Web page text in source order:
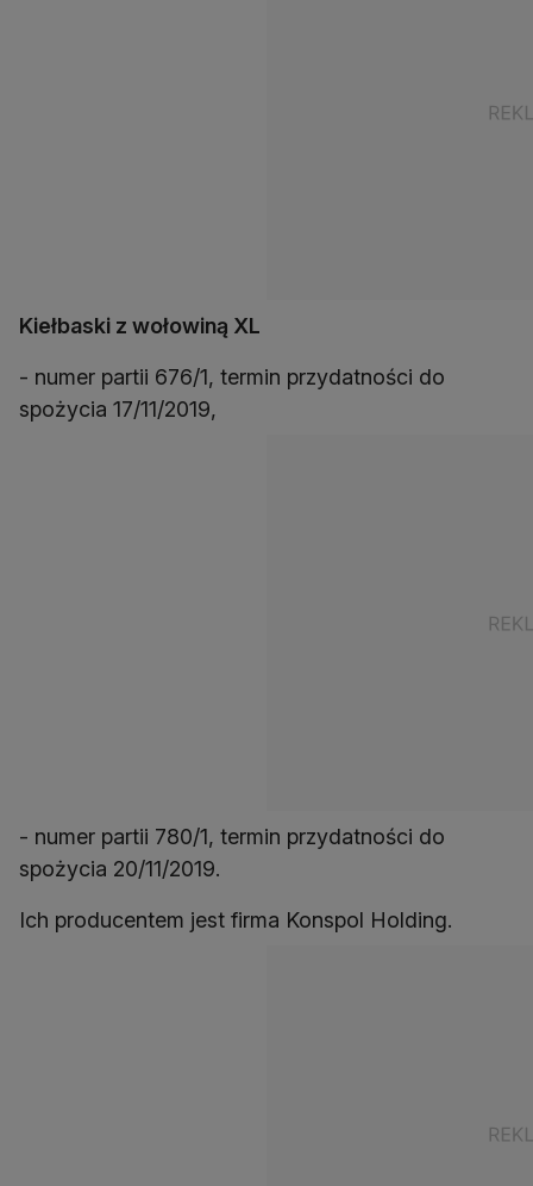
Kiełbaski z wołowiną XL
- numer partii 676/1, termin przydatności do
spożycia 17/11/2019,
- numer partii 780/1, termin przydatności do
spożycia 20/11/2019.
Ich producentem jest firma Konspol Holding.